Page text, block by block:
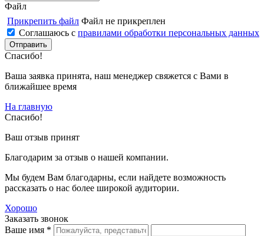
Файл
Прикрепить файл Файл не прикреплен
Соглашаюсь с правилами обработки персональных данных
Спасибо!
Ваша заявка принята, наш менеджер свяжется с Вами в
ближайшее время
На главную
Спасибо!
Ваш отзыв принят
Благодарим за отзыв о нашей компании.
Мы будем Вам благодарны, если найдете возможность
рассказать о нас более широкой аудитории.
Хорошо
Заказать звонок
Ваше имя *